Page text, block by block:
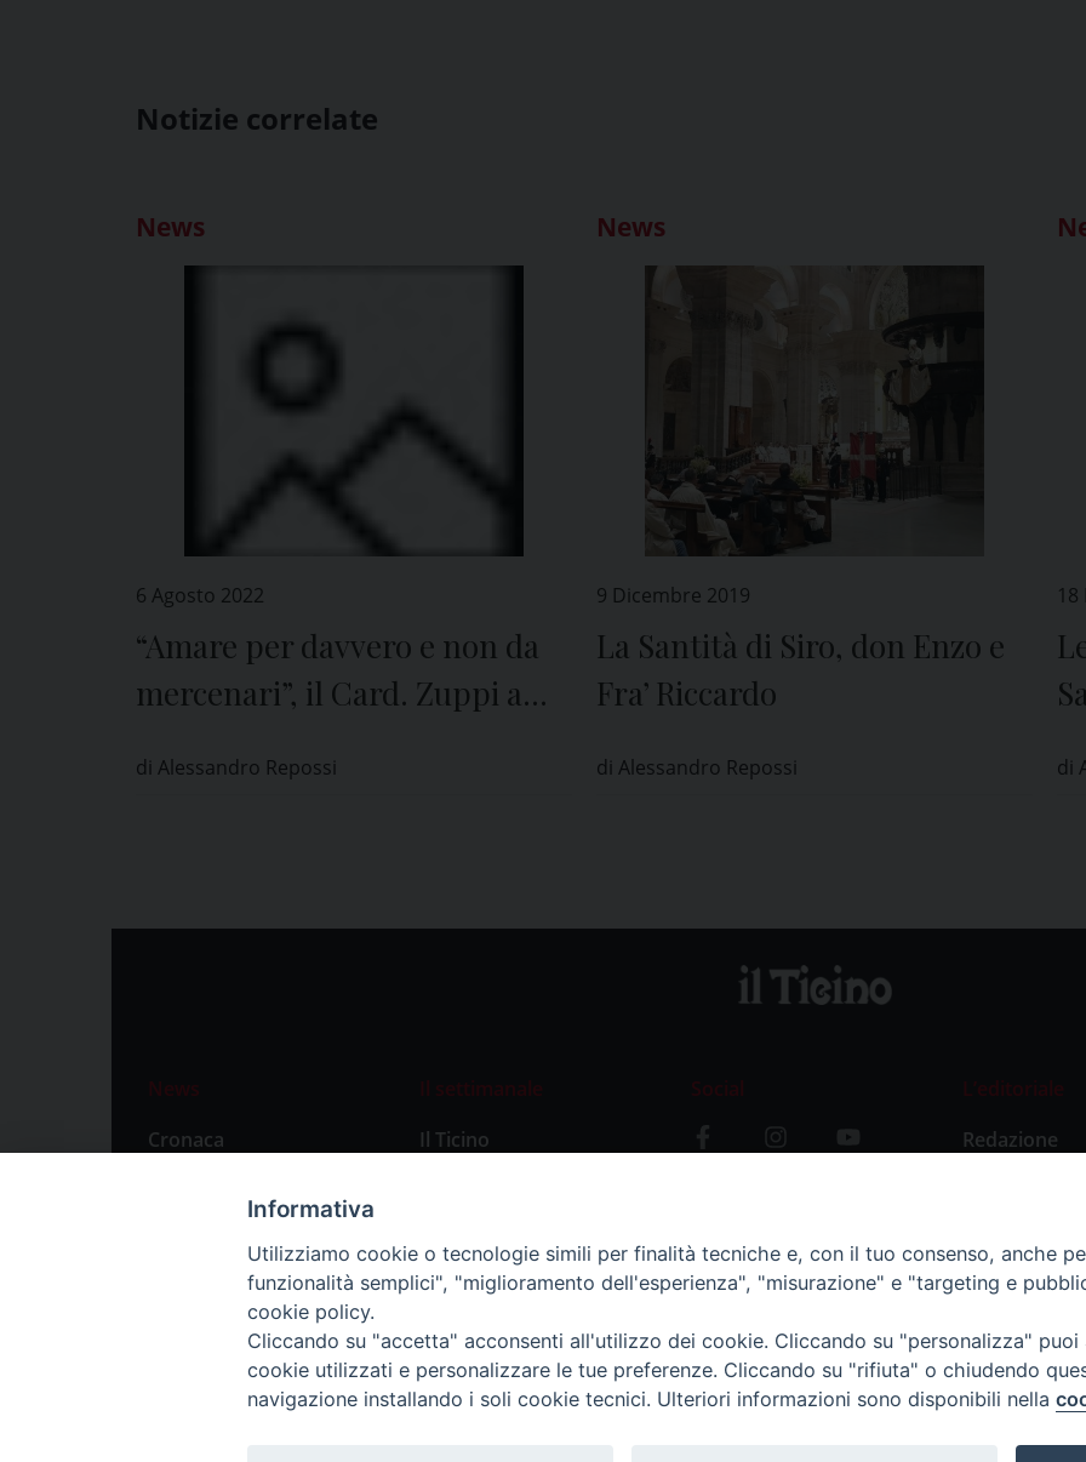
Notizie correlate
News
6 Agosto 2022
“Amare per davvero e non da
mercenari”, il Card. Zuppi a
di Alessandro Repossi
News
9 Dicembre 2019
La Santità di Siro, don Enzo e
Fra’ Riccardo
di Alessandro Repossi di
News
Cronaca
Primo Piano
Il settimanale
Il Ticino
Social
L’editoriale
Redazione
Informativa
Utilizziamo cookie o tecnologie simili per finalità tecniche e, con il tuo consenso, anche
funzionalità semplici", "miglioramento dell'esperienza", "misurazione" e "targeting e
cookie policy.
Cliccando su "accetta" acconsenti all'utilizzo dei cookie. Cliccando su "personalizza"
cookie utilizzati e personalizzare le tue preferenze. Cliccando su "rifiuta" o chiudendo
navigazione installando i soli cookie tecnici. Ulteriori informazioni sono disponibili nella